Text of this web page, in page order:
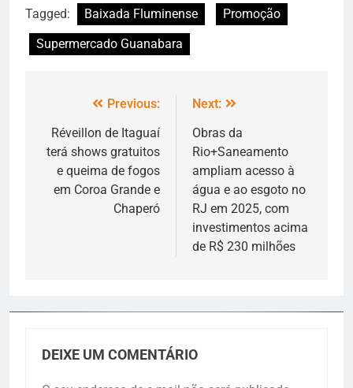
Tagged: Baixada Fluminense
Promoção
Supermercado Guanabara
Previous:
Réveillon de Itaguaí
terá shows gratuitos
e queima de fogos
em Coroa Grande e
Chaperó
Next:
Obras da
Rio+Saneamento
ampliam acesso à
água e ao esgoto no
RJ em 2025, com
investimentos acima
de R$ 230 milhões
DEIXE UM COMENTÁRIO